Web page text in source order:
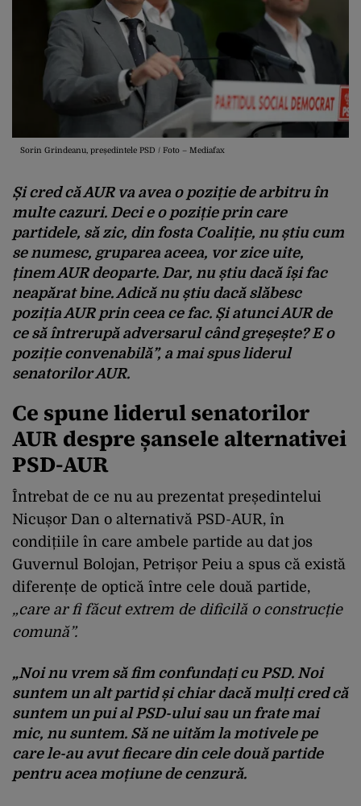
Sorin Grindeanu, președintele PSD / Foto – Mediafax
Și cred că AUR va avea o poziție de arbitru în
multe cazuri. Deci e o poziție prin care
partidele, să zic, din fosta Coaliție, nu știu cum
se numesc, gruparea aceea, vor zice uite,
ținem AUR deoparte. Dar, nu știu dacă își fac
neapărat bine. Adică nu știu dacă slăbesc
poziția AUR prin ceea ce fac. Și atunci AUR de
ce să întrerupă adversarul când greșește? E o
poziție convenabilă”, a mai spus liderul
senatorilor AUR.
Ce spune liderul senatorilor
AUR despre șansele alternativei
PSD-AUR
Întrebat de ce nu au prezentat președintelui
Nicușor Dan o alternativă PSD-AUR, în
condițiile în care ambele partide au dat jos
Guvernul Bolojan, Petrișor Peiu a spus că există
diferențe de optică între cele două partide,
„care ar fi făcut extrem de dificilă o construcție
comună”.
„Noi nu vrem să fim confundați cu PSD. Noi
suntem un alt partid și chiar dacă mulți cred că
suntem un pui al PSD-ului sau un frate mai
mic, nu suntem. Să ne uităm la motivele pe
care le-au avut fiecare din cele două partide
pentru acea moțiune de cenzură.